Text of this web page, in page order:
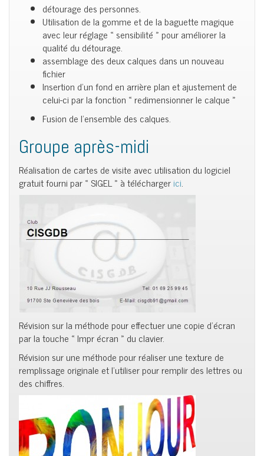
détourage des personnes.
Utilisation de la gomme et de la baguette magique
avec leur réglage « sensibilité » pour améliorer la
qualité du détourage.
assemblage des deux calques dans un nouveau
fichier
Insertion d’un fond en arrière plan et ajustement de
celui-ci par la fonction « redimensionner le calque »
Fusion de l’ensemble des calques.
Groupe après-midi
Réalisation de cartes de visite avec utilisation du logiciel
gratuit fourni par « SIGEL » à téléchargerici.
Révision sur la méthode pour effectuer une copie d’écran
par la touche « Impr écran » du clavier.
Révision sur une méthode pour réaliser une texture de
remplissage originale et l’utiliser pour remplir des lettres ou
des chiffres.